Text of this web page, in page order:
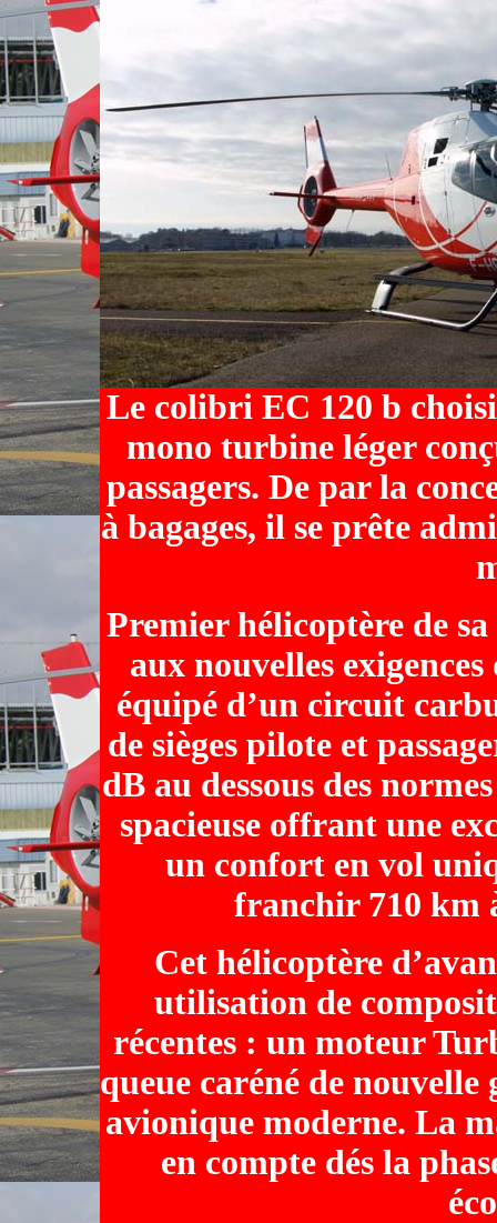
Le colibri EC 120 b
mono turbine léger
passagers. De par la
à bagages, il se prête
Premier hélicoptère de
aux nouvelles
équipé d’un circuit
de sièges pilote et
dB au dessous des
spacieuse offrant une
un confort en vol
franchir 710 km
Cet hélicoptère
utilisation de
récentes : un moteur
queue caréné de
avionique moderne. La
en compte dés la